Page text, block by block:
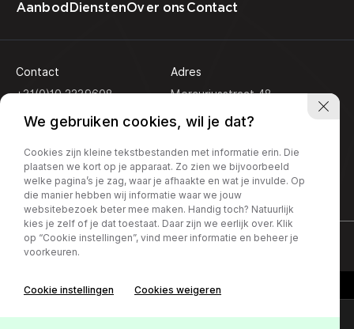
Aanbod DienstenOver ons Contact
Contact
+31(0)10 2239608
Adres
Mercuriusstraat 48
Openingstijden
Ma - Vr:
9.00 - 18.00
Za:
10.00 - 16.00
Zondag:
Gesloten
Privacy policy
We gebruiken cookies, wil je dat?
Cookies zijn kleine tekstbestanden met informatie erin. Die
plaatsen we kort op je apparaat. Zo zien we bijvoorbeeld
welke pagina’s je zag, waar je afhaakte en wat je invulde. Op
die manier hebben wij informatie waar we jouw
websitebezoek beter mee maken. Handig toch? Natuurlijk
kies je zelf of je dat toestaat. Daar zijn we eerlijk over. Klik
op “Cookie instellingen”, vind meer informatie en beheer je
voorkeuren.
Cookie instellingen Cookies weigeren